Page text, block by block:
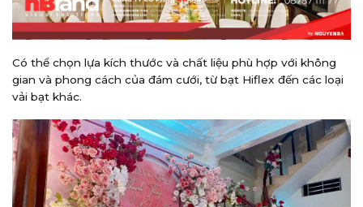
Có thể chọn lựa kích thước và chất liệu phù hợp với không
gian và phong cách của đám cưới, từ bạt Hiflex đến các loại
vải bạt khác.